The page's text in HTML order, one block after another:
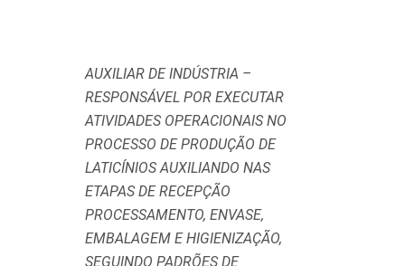
AUXILIAR DE INDÚSTRIA –
RESPONSÁVEL POR EXECUTAR
ATIVIDADES OPERACIONAIS NO
PROCESSO DE PRODUÇÃO DE
LATICÍNIOS AUXILIANDO NAS
ETAPAS DE RECEPÇÃO
PROCESSAMENTO, ENVASE,
EMBALAGEM E HIGIENIZAÇÃO,
SEGUINDO PADRÕES DE